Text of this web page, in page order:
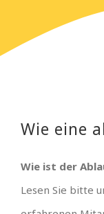
Wie eine
Wie ist der
Lesen Sie bitte